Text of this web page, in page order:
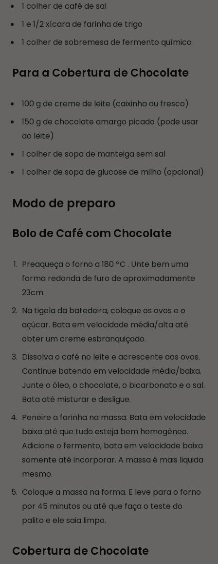
1 colher de café de sal
1 e 1/2 xícara de farinha de trigo
1 colher de sobremesa de fermento químico
Para a Cobertura de Chocolate
100 g de creme de leite (caixinha ou fresco)
150 g de chocolate amargo picado (pode usar
ao leite)
1 colher de sopa de manteiga sem sal
1 colher de sopa de glucose de milho (opcional)
Modo de preparo
Bolo de Café com Chocolate
Preaqueça o forno a 180 ºC . Unte bem uma
forma redonda de furo de aproximadamente
23cm.
Na tigela da batedeira, coloque os ovos e o
açúcar. Bata em velocidade média/alta até
obter um creme esbranquiçado.
Dissolva o café no leite e acrescente aos ovos.
Continue batendo em velocidade média/baixa.
Junte o óleo, o chocolate, o bicarbonato e o sal.
Bata até misturar e desligue.
Peneire a farinha na massa. Bata em velocidade
baixa até que tudo esteja bem homogêneo.
Adicione o fermento, bata em velocidade baixa
somente até incorporar. A massa é mais liquida
mesmo.
Coloque a massa na forma. E leve para o forno
por 45 minutos ou até que faça o teste do
palito e ele saia limpo.
Cobertura de Chocolate